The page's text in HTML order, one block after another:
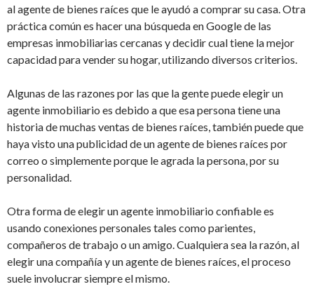
al agente de bienes raíces que le ayudó a comprar su casa. Otra
práctica común es hacer una búsqueda en Google de las
empresas inmobiliarias cercanas y decidir cual tiene la mejor
capacidad para vender su hogar, utilizando diversos criterios.
Algunas de las razones por las que la gente puede elegir un
agente inmobiliario es debido a que esa persona tiene una
historia de muchas ventas de bienes raíces, también puede que
haya visto una publicidad de un agente de bienes raíces por
correo o simplemente porque le agrada la persona, por su
personalidad.
Otra forma de elegir un agente inmobiliario confiable es
usando conexiones personales tales como parientes,
compañeros de trabajo o un amigo. Cualquiera sea la razón, al
elegir una compañía y un agente de bienes raíces, el proceso
suele involucrar siempre el mismo.